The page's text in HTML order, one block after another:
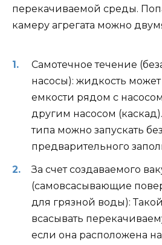
перекачиваемой среды.
камеру агрегата можно
Самотечное течение
насосы): жидкость может
емкости рядом с
другим насосом
типа можно запускать без
предварительного
За счет создаваемого
(самовсасывающие
для грязной воды):
всасывать
если она расположена